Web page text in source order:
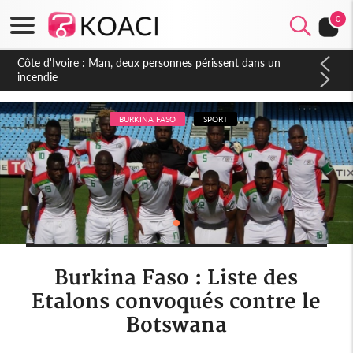
0
Côte d'Ivoire : Man, deux personnes périssent dans un
incendie
Namibie
Niger
Ouganda
Rwanda
Sao Tomé
Sierra Leone
Somalie
Swaziland
BURKINA FASO SPORT
Burkina Faso : Liste des
Etalons convoqués contre le
Botswana